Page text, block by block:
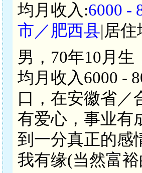
均月收入:6000 -
市／肥西县|居住
男，70年10月
均月收入6000 -
口，在安徽省／
有爱心，事业有
到一分真正的感
我有缘(当然富